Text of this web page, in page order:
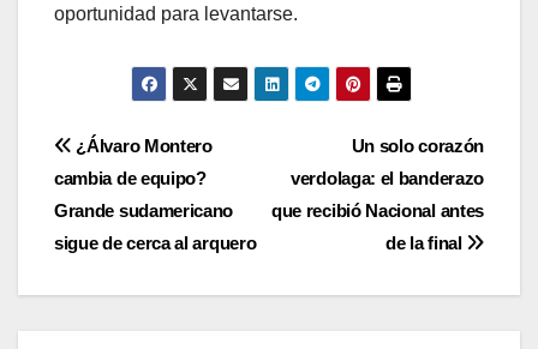
oportunidad para levantarse.
Un solo corazón
verdolaga: el banderazo
que recibió Nacional antes
de la final
¿Álvaro Montero
cambia de equipo?
Grande sudamericano
sigue de cerca al arquero